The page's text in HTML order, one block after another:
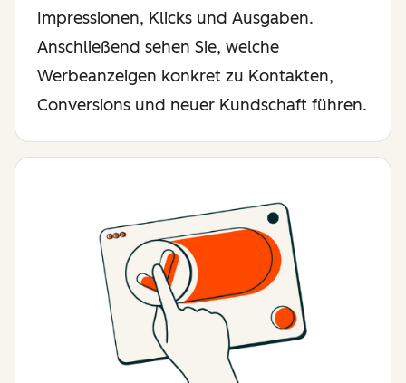
Impressionen, Klicks und Ausgaben.
Anschließend sehen Sie, welche
Werbeanzeigen konkret zu Kontakten,
Conversions und neuer Kundschaft führen.